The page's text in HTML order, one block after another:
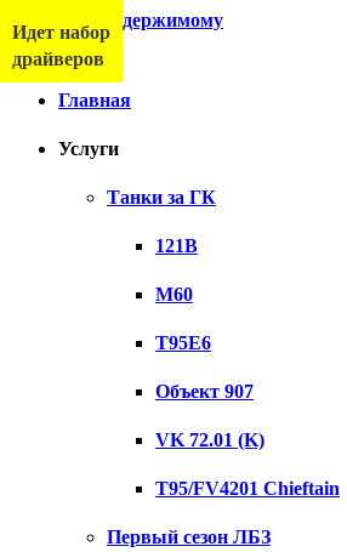
Перейти к содержимому
Меню
Главная
Услуги
Танки за ГК
121B
M60
T95E6
Объект 907
VK 72.01 (K)
T95/FV4201 Chieftain
Первый сезон ЛБЗ
Идет набор
драйверов